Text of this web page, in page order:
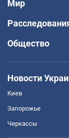
Мир
Общество
Новости
Киев
Запорожье
Черкассы